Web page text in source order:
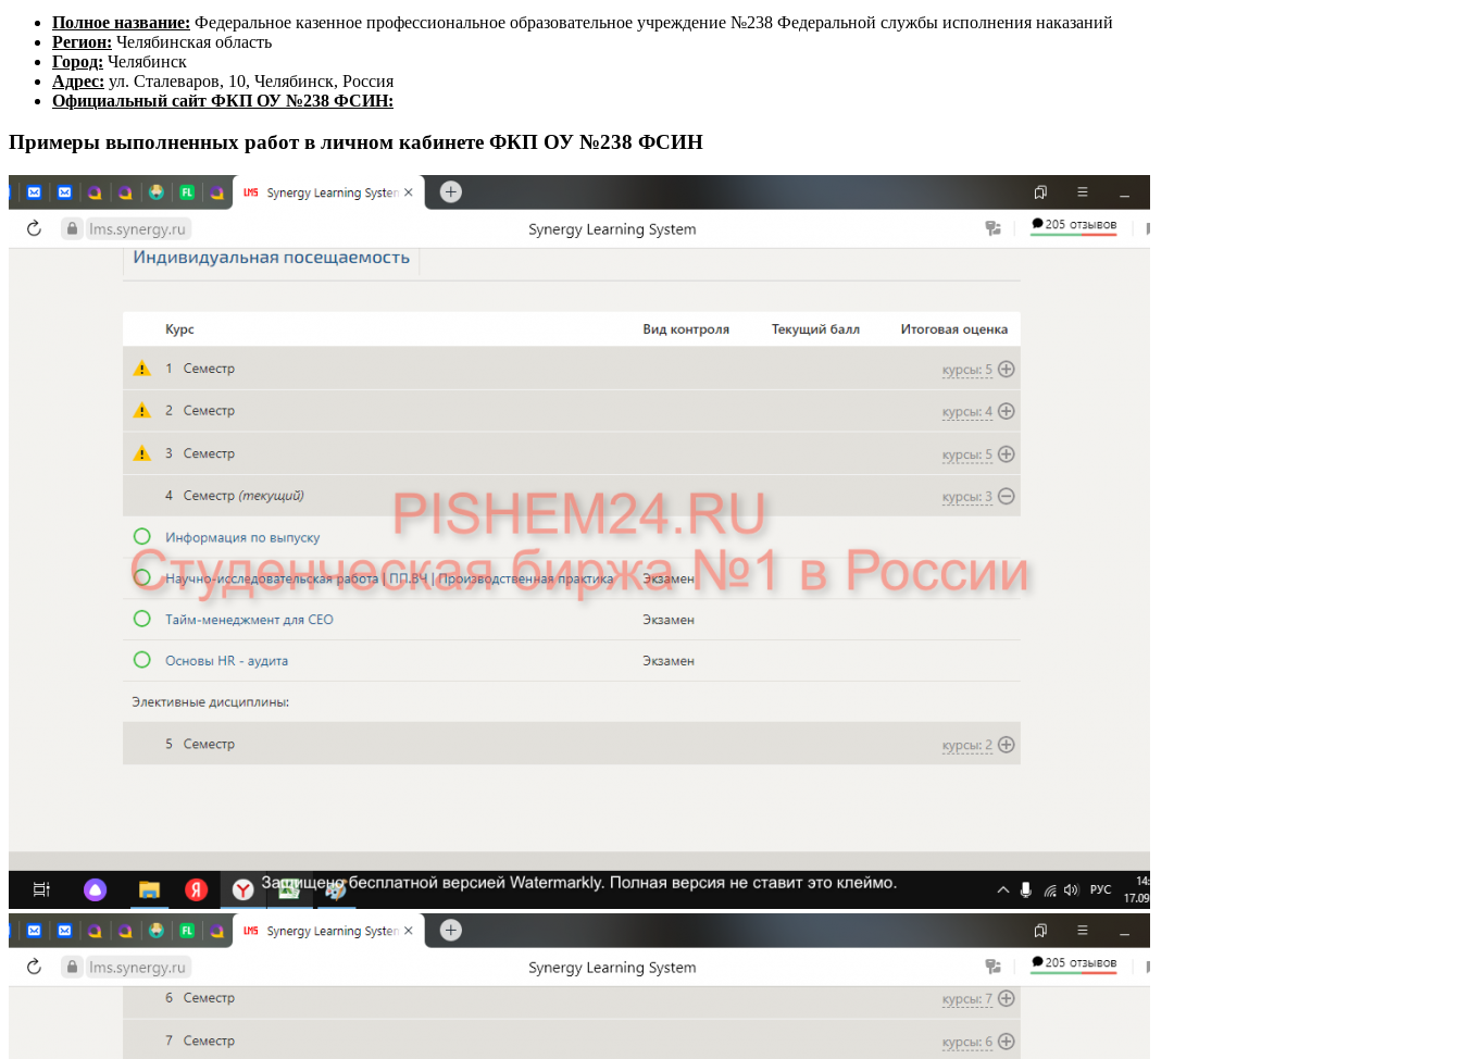
Полное название: Федеральное казенное профессиональное образовательное учреждение №238 Федеральной службы исполнения наказаний
Регион: Челябинская область
Город: Челябинск
Адрес: ул. Сталеваров, 10, Челябинск, Россия
Официальный сайт ФКП ОУ №238 ФСИН:
Примеры выполненных работ в личном кабинете ФКП ОУ №238 ФСИН